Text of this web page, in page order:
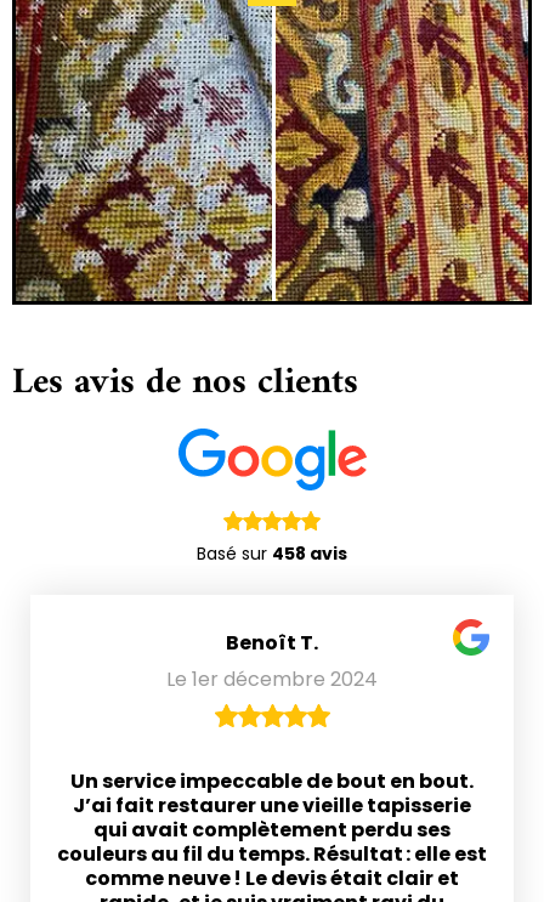
Les avis de nos clients
Basé sur 458 avis
Benoît T.
Le 1er décembre 2024
Un service impeccable de bout en bout.
J’ai fait restaurer une vieille tapisserie
qui avait complètement perdu ses
couleurs au fil du temps. Résultat : elle est
comme neuve ! Le devis était clair et